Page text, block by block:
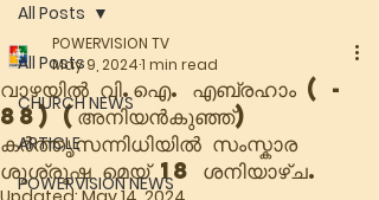
All Posts
CHURCH NEWS
ARTICLE
POWERVISION NEWS
All Posts
വാഴയിൽ വി.ഐ. എബ്രഹാം ( -
88) (അനിയൻകുഞ്ഞ്)
കർത്തൃസന്നിധിയിൽ സംസ്കാര
ശുശ്രൂഷ മെയ് 18 ശനിയാഴ്ച.
POWERVISION TV
May 9, 20241 min read